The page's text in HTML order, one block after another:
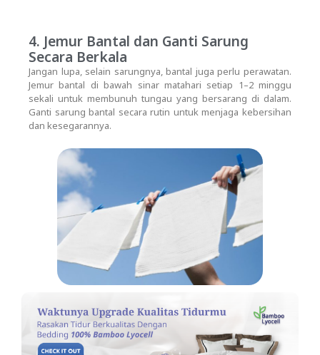
4. Jemur Bantal dan Ganti Sarung
Secara Berkala
Jangan lupa, selain sarungnya, bantal juga perlu perawatan.
Jemur bantal di bawah sinar matahari setiap 1–2 minggu
sekali untuk membunuh tungau yang bersarang di dalam.
Ganti sarung bantal secara rutin untuk menjaga kebersihan
dan kesegarannya.